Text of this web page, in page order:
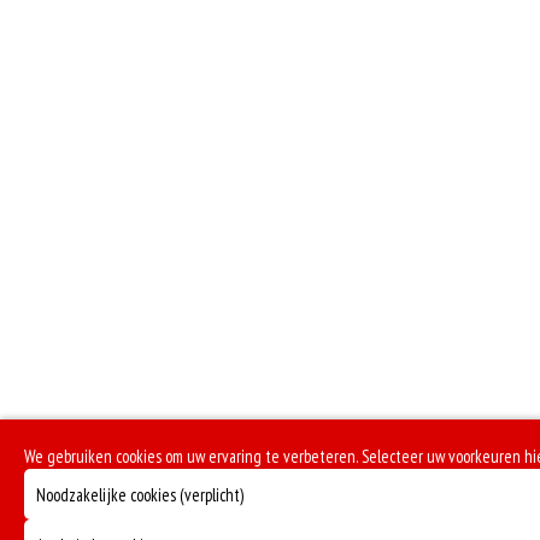
We gebruiken cookies om uw ervaring te verbeteren. Selecteer uw voorkeuren
Noodzakelijke cookies (verplicht)